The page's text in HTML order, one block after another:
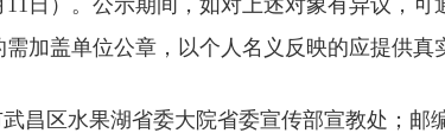
加盖单位公章，以个人名义反映的应提供真
昌区水果湖省委大院省委宣传部宣教处；邮编